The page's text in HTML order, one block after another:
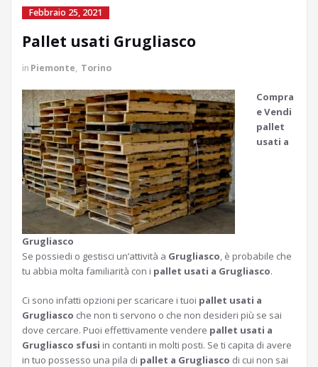
Febbraio 25, 2021
Pallet usati Grugliasco
in Piemonte, Torino
Compra
e Vendi
pallet
usati a
Grugliasco
Se possiedi o gestisci un’attività a Grugliasco, è probabile che
tu abbia molta familiarità con i pallet usati a Grugliasco.
Ci sono infatti opzioni per scaricare i tuoi pallet usati a
Grugliasco che non ti servono o che non desideri più se sai
dove cercare. Puoi effettivamente vendere pallet usati a
Grugliasco sfusi in contanti in molti posti. Se ti capita di avere
in tuo possesso una pila di pallet a Grugliasco di cui non sai